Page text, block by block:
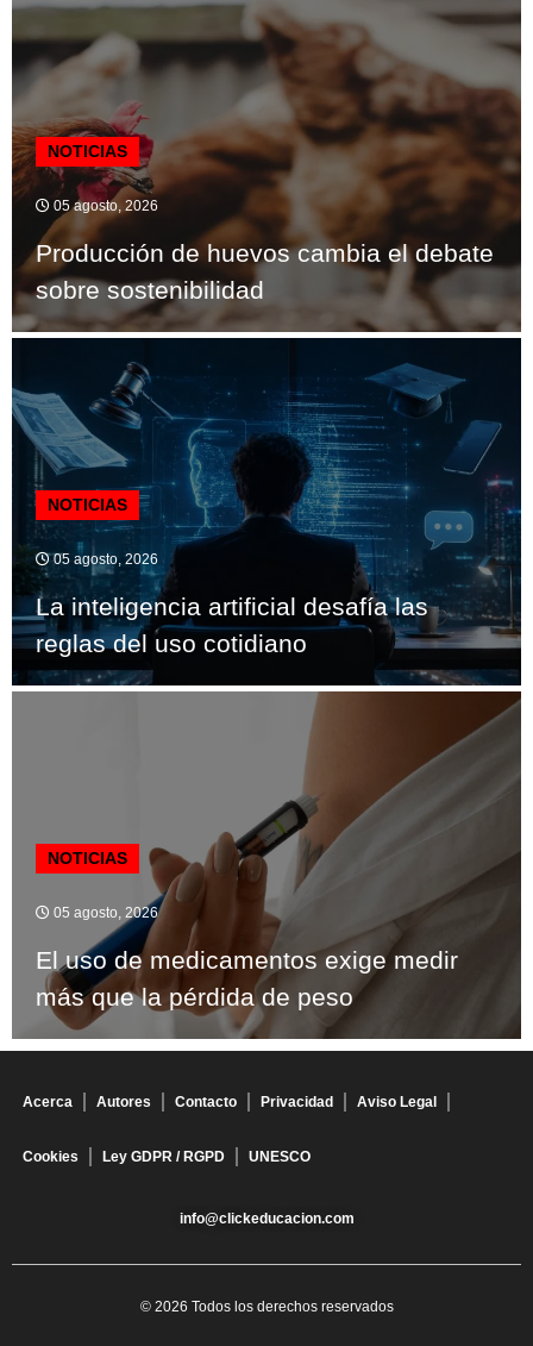
NOTICIAS
05 agosto, 2026
Producción de huevos cambia el debate
sobre sostenibilidad
NOTICIAS
05 agosto, 2026
La inteligencia artificial desafía las
reglas del uso cotidiano
NOTICIAS
05 agosto, 2026
El uso de medicamentos exige medir
más que la pérdida de peso
Acerca Autores Contacto Privacidad Aviso Legal
Cookies Ley GDPR / RGPD UNESCO
info@clickeducacion.com
© 2026 Todos los derechos reservados